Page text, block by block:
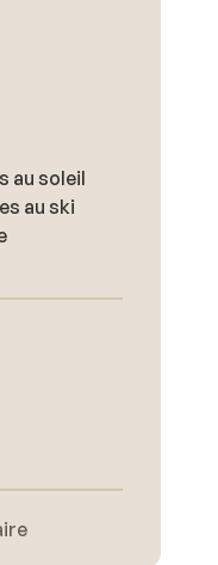
au soleil
au ski